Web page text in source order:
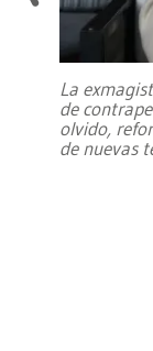
La
de
olvido,
de nuevas